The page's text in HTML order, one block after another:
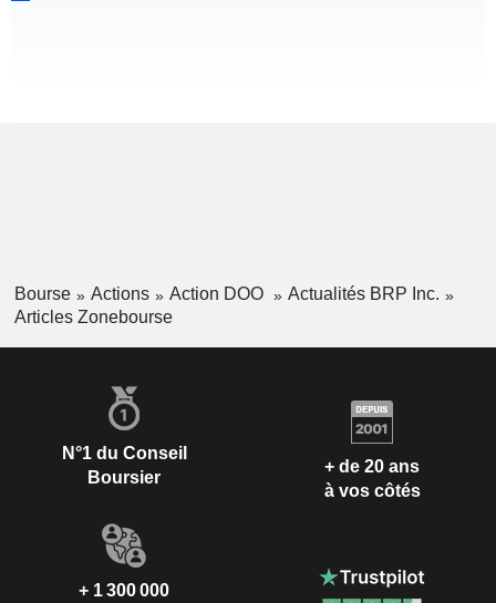
Bourse Actions Action DOO
Actualités BRP Inc.
Articles Zonebourse
N°1 du Conseil
Boursier
+ de 20 ans
à vos côtés
+ 1 300 000